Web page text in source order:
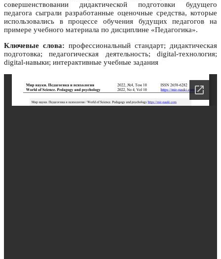
совершенствовании дидактической подготовки будущего
педагога сыграли разработанные оценочные средства, которые
использовались в процессе обучения будущих педагогов на
примере учебного материала по дисциплине «Педагогика».
Ключевые слова: профессиональный стандарт; дидактическая
подготовка; педагогическая деятельность; digital-технология;
digital-навыки; интерактивные учебные задания